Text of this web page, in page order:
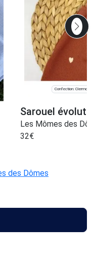
Confection: Clermont-
Sarouel
Les Mômes des
32€
des Dômes